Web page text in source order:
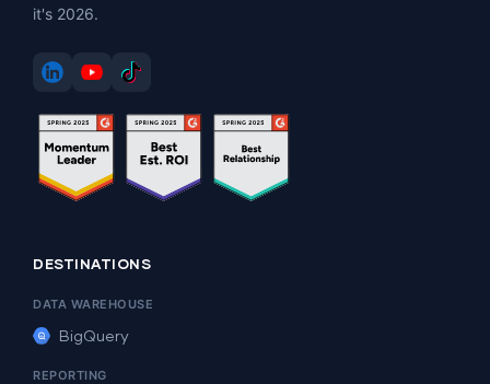
it's 2026.
DESTINATIONS
DATA WAREHOUSE
BigQuery
REPORTING